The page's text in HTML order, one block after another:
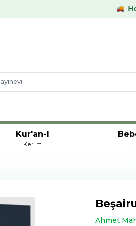
Hollanda &
Kur'an-I
Kerim
Ahmet